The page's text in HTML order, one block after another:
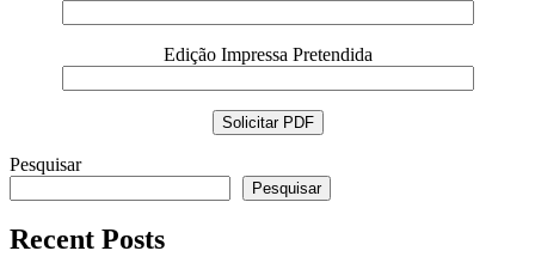
Edição Impressa Pretendida
Pesquisar
Pesquisar
Recent Posts